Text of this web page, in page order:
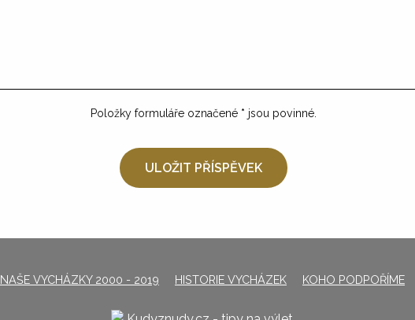
Položky formuláře označené * jsou povinné.
NAŠE VYCHÁZKY 2000 - 2019 HISTORIE VYCHÁZEK KOHO PODPOŘÍME